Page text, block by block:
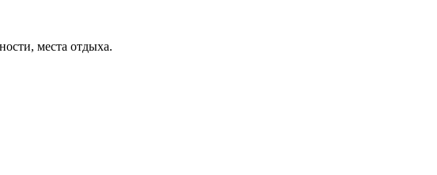
места отдыха.